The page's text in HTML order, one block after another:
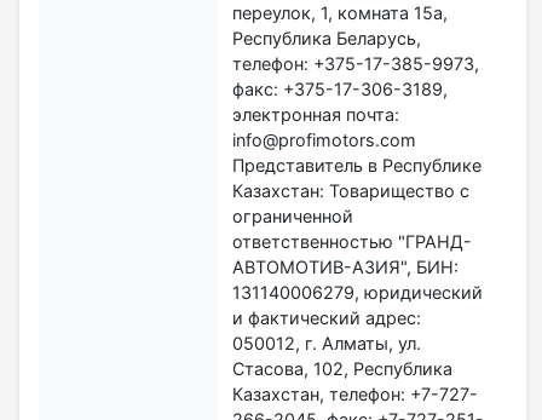
переулок, 1, комната 15а,
Республика Беларусь,
телефон: +375-17-385-9973,
факс: +375-17-306-3189,
электронная почта:
info@profimotors.com
Представитель в Республике
Казахстан: Товарищество с
ограниченной
ответственностью "ГРАНД-
АВТОМОТИВ-АЗИЯ", БИН:
131140006279, юридический
и фактический адрес:
050012, г. Алматы, ул.
Стасова, 102, Республика
Казахстан, телефон: +7-727-